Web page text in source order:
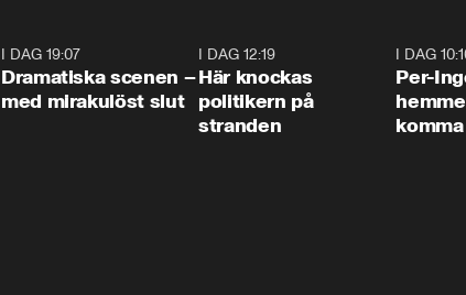
I DAG 19:07
Dramatiska scenen –
med mirakulöst slut
I DAG 12:19
Här knockas
politikern på
stranden
I DAG
Per-